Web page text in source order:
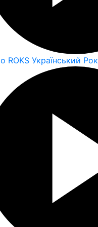
ROKS Український Рок